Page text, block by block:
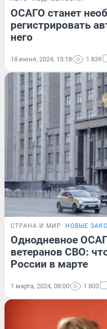
ОСАГО станет
регистрировать
него
18 июня, 2024, 15:18 1 839
СТРАНА И МИР НОВЫЕ
Однодневное
ветеранов СВО:
России в марте
1 марта, 2024, 08:00 1 803